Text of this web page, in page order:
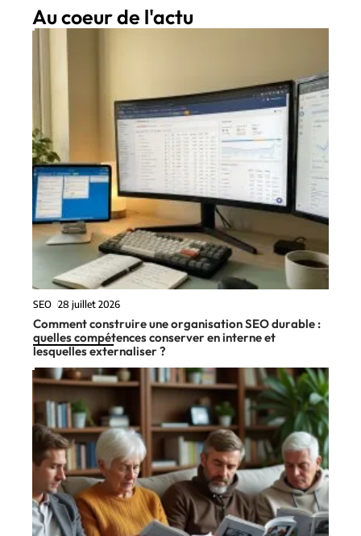
Au coeur de l'actu
SEO 28 juillet 2026
Comment construire une organisation SEO durable :
quelles compétences conserver en interne et
lesquelles externaliser ?